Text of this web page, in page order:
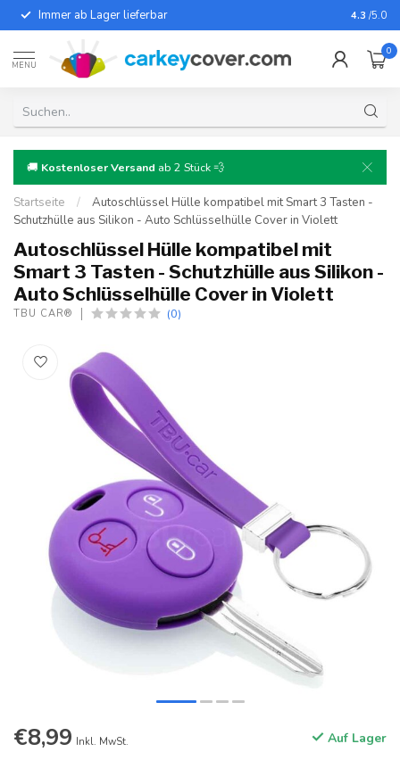
Immer ab Lager lieferbar Für fast
4.3 /5.0
MENU
0
🚚 Kostenloser Versand ab 2 Stück 💨
Startseite /
Autoschlüssel Hülle kompatibel mit Smart 3 Tasten -
Schutzhülle aus Silikon - Auto Schlüsselhülle Cover in Violett
Autoschlüssel Hülle kompatibel mit
Smart 3 Tasten - Schutzhülle aus Silikon -
Auto Schlüsselhülle Cover in Violett
TBU CAR® (0)
€8,99 Inkl. MwSt. Auf Lager